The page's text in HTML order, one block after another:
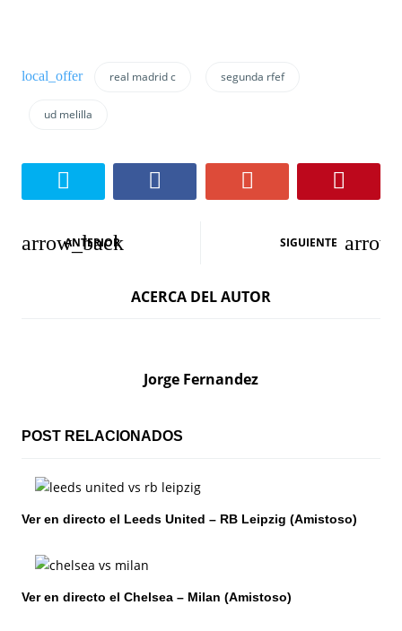
real madrid c segunda rfef
ud melilla
N
c
ó
d
ANTERIOR SIGUIENTE
ACERCA DEL AUTOR
Jorge Fernandez
POST RELACIONADOS
Ver en directo el Leeds United – RB Leipzig (Amistoso)
Ver en directo el Chelsea – Milan (Amistoso)